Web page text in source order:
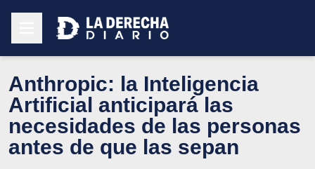
Anthropic: la Inteligencia
Artificial anticipará las
necesidades de las personas
antes de que las sepan